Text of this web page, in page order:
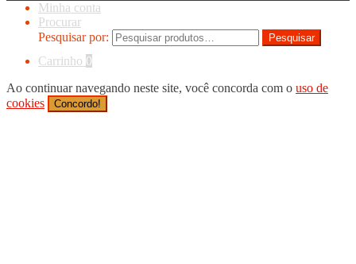
Minha conta
Procurar
Pesquisar por:
Pesquisar
Carrinho 0
Ao continuar navegando neste site, você concorda com o uso de
cookies
Concordo!